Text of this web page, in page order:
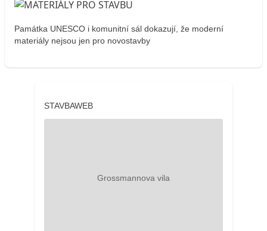
Památka UNESCO i komunitní sál dokazují, že moderní
materiály nejsou jen pro novostavby
STAVBAWEB